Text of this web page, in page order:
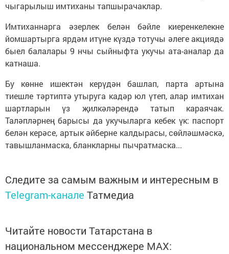
чыгарылыш имтиханы тапшырачаклар.
Имтиханнарга әзерлек белән бәйле киеренкелекне
йомшартырга ярдәм итүне күздә тотучы әлеге акциядә
быел балалары 9 нчы сыйныфта укучы ата-аналар да
катнаша.
Бу көнне ишектән керүдән башлап, парта артына
тиешле тәртиптә утыруга кадәр юл үтеп, алар имтихан
шартларын үз җилкәләрендә татып караячак.
Таләпләрнең барысы да укучыларга кебек үк: паспорт
белән керәсе, артык әйберне калдырасы, сөйләшмәскә,
тавышланмаска, бланкларны пычратмаска...
Следите за самым важным и интересным в
Telegram-канале Татмедиа
Читайте новости Татарстана в
национальном мессенджере MАХ: